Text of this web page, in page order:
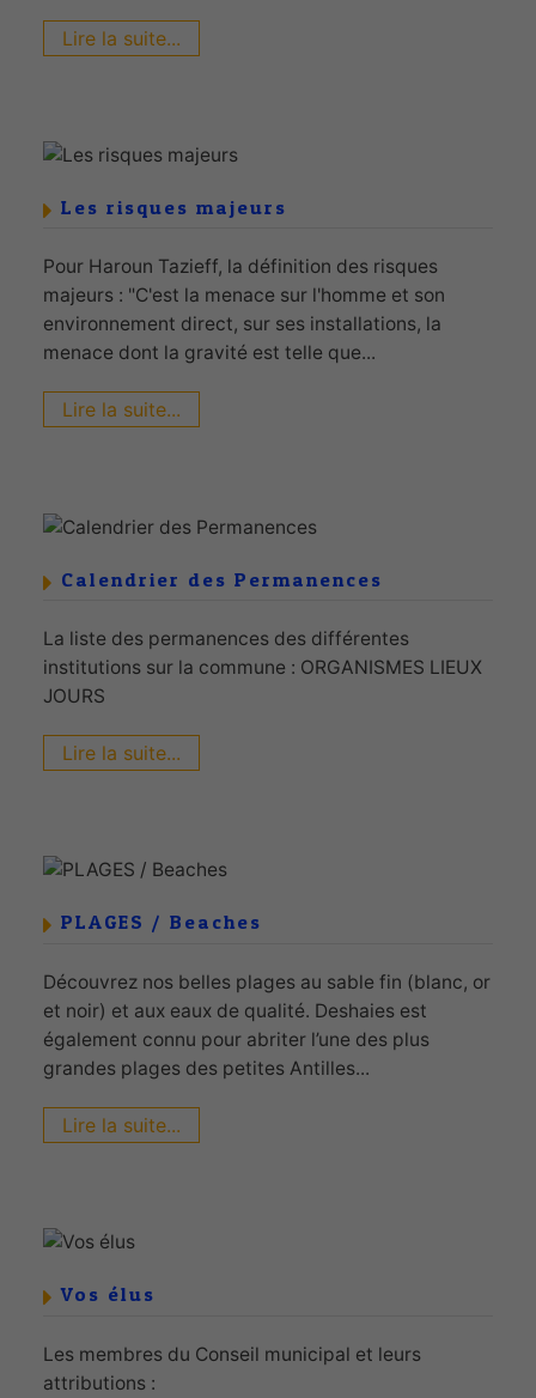
Lire la suite...
Les risques majeurs
Pour Haroun Tazieff, la définition des risques
majeurs : "C'est la menace sur l'homme et son
environnement direct, sur ses installations, la
menace dont la gravité est telle que...
Lire la suite...
Calendrier des Permanences
La liste des permanences des différentes
institutions sur la commune : ORGANISMES LIEUX
JOURS
Lire la suite...
PLAGES / Beaches
Découvrez nos belles plages au sable fin (blanc, or
et noir) et aux eaux de qualité. Deshaies est
également connu pour abriter l’une des plus
grandes plages des petites Antilles...
Lire la suite...
Vos élus
Les membres du Conseil municipal et leurs
attributions :